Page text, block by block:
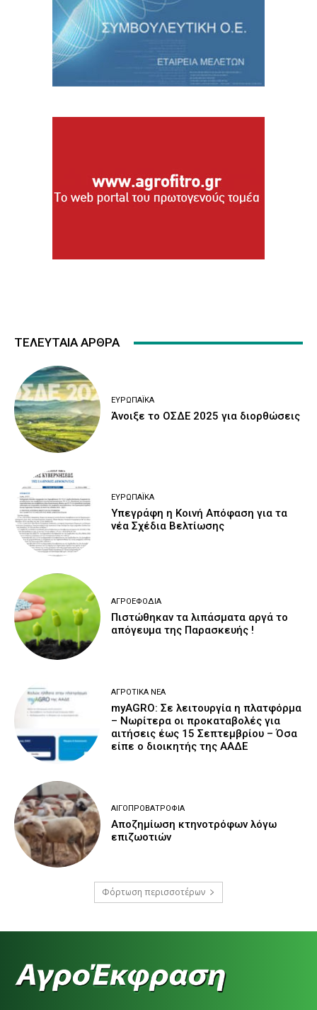
ΤΕΛΕΥΤΑΙΑ ΑΡΘΡΑ
ΕΥΡΩΠΑΪΚΆ
Άνοιξε το ΟΣΔΕ 2025 για διορθώσεις
ΕΥΡΩΠΑΪΚΆ
Υπεγράφη η Κοινή Απόφαση για τα
νέα Σχέδια Βελτίωσης
ΑΓΡΟΕΦΌΔΙΑ
Πιστώθηκαν τα λιπάσματα αργά το
απόγευμα της Παρασκευής !
ΑΓΡΟΤΙΚΆ ΝΈΑ
myAGRO: Σε λειτουργία η πλατφόρμα
– Νωρίτερα οι προκαταβολές για
αιτήσεις έως 15 Σεπτεμβρίου – Όσα
είπε ο διοικητής της ΑΑΔΕ
ΑΙΓΟΠΡΟΒΑΤΡΟΦΊΑ
Αποζημίωση κτηνοτρόφων λόγω
επιζωοτιών
Φόρτωση περισσοτέρων